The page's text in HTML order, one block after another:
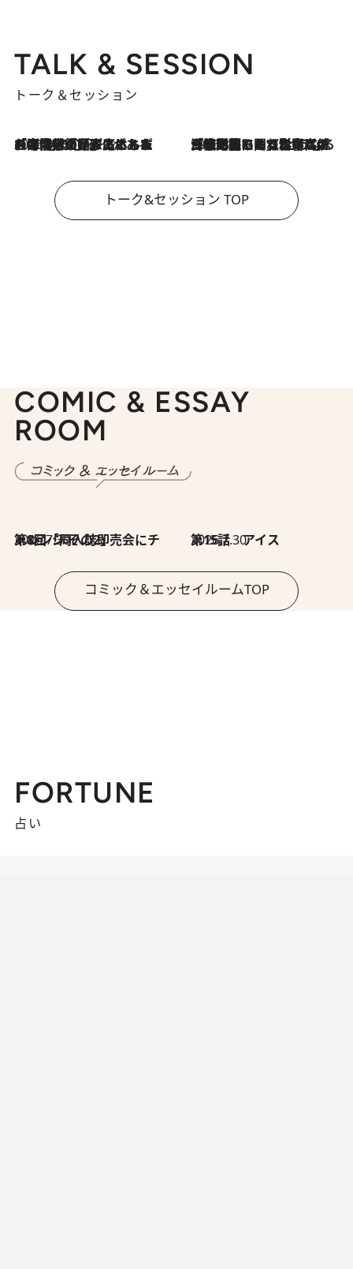
TALK & SESSION
トーク＆セッション
2026.8.3
「今後値上げがあるとすれば…」「リスクがあるのは今年の冬」エネルギー専門家が語る、ホルムズ海峡封鎖が家庭にもたらす“ある心配” 2026.8.3
「住宅建てられない…」「サーチャージ料の高値が続いている」ホルムズ海峡封鎖による影響はいつまで続く？《エネルギー専門家に聞く“どうなる日本の暮らし”》
トーク&セッション TOP
COMIC & ESSAY
ROOM
2026.7.30
第8回「同人誌即売会にチャレンジ その2」 2026.7.30
第15話 アイス
コミック＆エッセイルームTOP
FORTUNE
占い